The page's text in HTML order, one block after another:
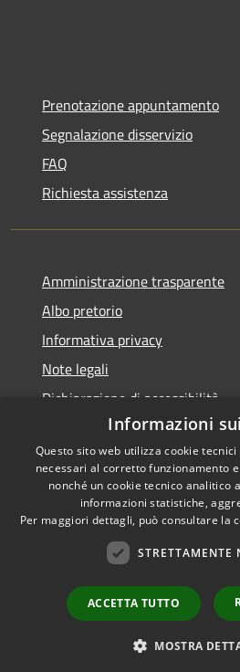
Prenotazione appuntamento
Segnalazione disservizio
FAQ
Richiesta assistenza
Amministrazione trasparente
Albo pretorio
Informativa privacy
Note legali
Dichiarazione di accessibilità
Accessibilità
Privacy
Informazioni
Questo sito web utilizza cookie
necessari al corretto funzionamento
nonché un cookie tecnico analitico
informazioni statistiche,
Per maggiori dettagli, può consultare la
STRETTAMENTE
ACCETTA TUTTO
MOSTRA